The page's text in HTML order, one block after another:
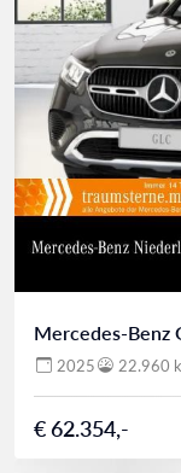
Mercedes-Benz
2025 22.960
€ 62.354,-